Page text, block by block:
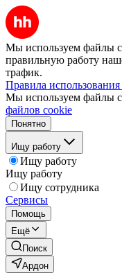
Мы используем файлы
правильную работу
трафик.
Правила
Мы используем файлы
файлов cookie
Понятно
Ищу работу
Ищу работу
Ищу работу
Ищу сотрудника
Сервисы
Помощь
Ещё
Поиск
Ардон